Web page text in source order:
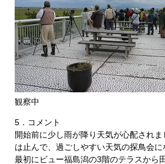
観察中
5．コメント
開始前に少し雨が降り天気が心配され
は止んで、過ごしやすい天気の探鳥会に
最初にビュー福島潟の3階のテラスから